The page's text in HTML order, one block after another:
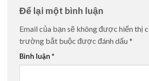
Để lại một bình luận
Email của bạn sẽ không được hiển thị
trường bắt buộc được đánh dấu *
Bình luận *